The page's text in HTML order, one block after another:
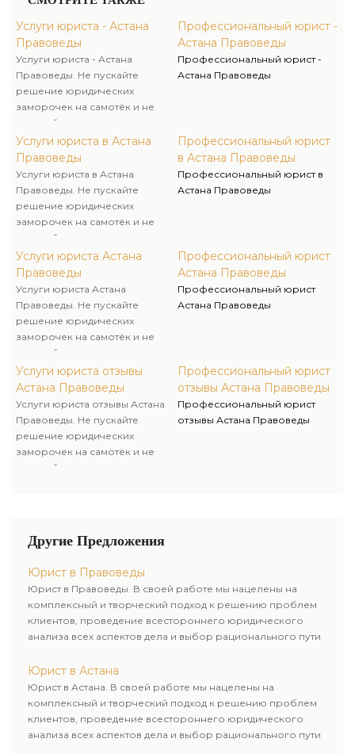
Услуги юриста - Астана
Правоведы
Услуги юриста - Астана
Правоведы. Не пускайте
решение юридических
заморочек на самотёк и не
занимайтесь
«самоконсультированием»,
обращайтесь за помощью
лишь к спецам – это залог
положительного решения
любой трудности.
Услуги юриста в Астана
Правоведы
Услуги юриста в Астана
Правоведы. Не пускайте
решение юридических
заморочек на самотёк и не
занимайтесь
«самоконсультированием»,
обращайтесь за помощью
лишь к спецам – это залог
положительного решения
любой трудности.
Услуги юриста Астана
Правоведы
Услуги юриста Астана
Правоведы. Не пускайте
решение юридических
заморочек на самотёк и не
занимайтесь
«самоконсультированием»,
обращайтесь за помощью
лишь к спецам – это залог
положительного решения
любой трудности.
Услуги юриста отзывы
Астана Правоведы
Услуги юриста отзывы Астана
Правоведы. Не пускайте
решение юридических
заморочек на самотёк и не
занимайтесь
любой трудности.
Профессиональный юрист -
Астана Правоведы
Профессиональный юрист -
Астана Правоведы
Профессиональный юрист
в Астана Правоведы
Профессиональный юрист в
Астана Правоведы
Профессиональный юрист
Астана Правоведы
Профессиональный юрист
Астана Правоведы
Профессиональный юрист
отзывы Астана Правоведы
Профессиональный юрист
отзывы Астана Правоведы
Другие Предложения
Юрист в Правоведы
Юрист в Правоведы. В своей работе мы нацелены на
комплексный и творческий подход к решению проблем
клиентов, проведение всестороннего юридического
анализа всех аспектов дела и выбор рационального пути
Юрист в Астана
Юрист в Астана. В своей работе мы нацелены на
комплексный и творческий подход к решению проблем
клиентов, проведение всестороннего юридического
анализа всех аспектов дела и выбор рационального пути